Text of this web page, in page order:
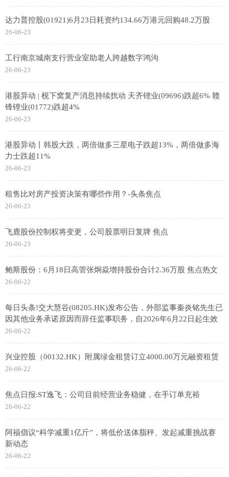
达力普控股(01921)6月23日耗资约134.66万港元回购48.2万股
26-06-23
工行南京城南支行营业室助老人跨越数字鸿沟
26-06-23
港股异动 | 枧下窝复产消息持续扰动 天齐锂业(09696)跌超6% 赣
锋锂业(01772)跌超4%
26-06-23
港股异动丨韩股大跌，两倍做多三星电子跌超13%，两倍做多海
力士跌超11%
26-06-23
租售比对房产投资决策有哪些作用？-头条焦点
26-06-23
飞鹿股份控制权将变更，公司股票明日复牌 焦点
26-06-23
鲍斯股份：6月18日高管张炯焱增持股份合计2.36万股 焦点热文
26-06-22
每日头条!交大慧谷(08205.HK)发布公告，外部监事秦炎铭先生已
因其他业务承诺原因而辞任监事职务，自2026年6月22日起生效
26-06-22
兴业控股（00132.HK）附属绿金租赁订立4000.00万元融资租赁
26-06-22
焦点日报:ST逸飞：公司目前经营业务稳健，在手订单充裕
26-06-22
阿福倡议“科学减重1亿斤”，将低价送体脂秤、发起减重挑战赛
新动态
26-06-22